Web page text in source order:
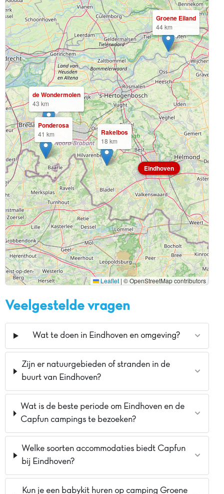
Eindhoven
Rakelbos
18 km
Ponderosa
41 km
de Wondermolen
43 km
Groene Eiland
44 km
Leaflet | © OpenStreetMap contributors
Veelgestelde vragen
Wat te doen in Eindhoven en omgeving?
Zijn er natuurgebieden of stranden in de
buurt van Eindhoven?
Wat is de beste periode om Eindhoven en de
Capfun campings te bezoeken?
Welke soorten accommodaties biedt Capfun
bij Eindhoven?
Kun je een babykit huren op camping Groene